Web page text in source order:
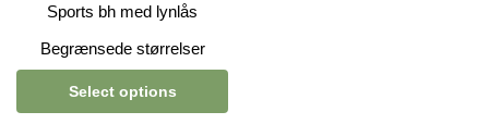
Sports bh med lynlås
Begrænsede størrelser
Select options